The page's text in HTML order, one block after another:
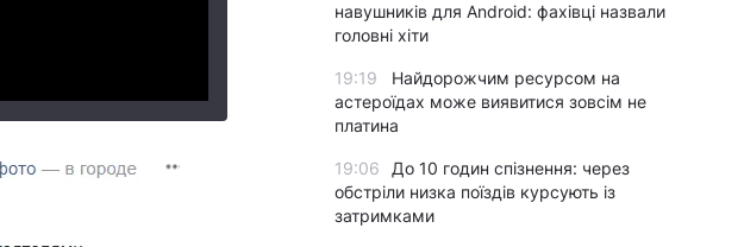
навушників для Android: фахівці назвали
головні хіти
19:19
Найдорожчим ресурсом на
астероїдах може виявитися зовсім не
платина
19:06
До 10 годин спізнення: через
обстріли низка поїздів курсують із
затримками